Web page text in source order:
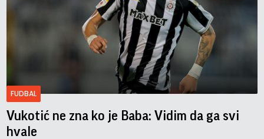
FUDBAL
Vukotić ne zna ko je Baba: Vidim da ga svi
hvale